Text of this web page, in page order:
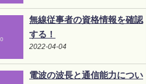
無線従事者の資格情報を確認
する！
2022-04-04
電波の波長と通信能力につい